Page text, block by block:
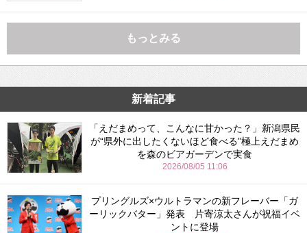
もっとみる
新着記事
「えだまめって、こんなに甘かった？」新潟県民
が“県外に出したくないほど食べる”極上えだまめ
を森のビアガーデンで実食
2026/08/05 11:06
プリングルズ×ウルトラマンの新フレーバー「ガ
ーリックバター」発表 片寄涼太さんが祝福イベ
ントに登場